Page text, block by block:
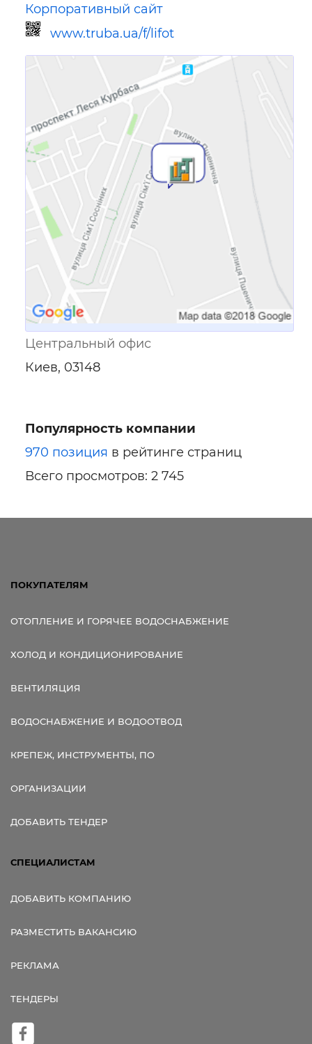
Корпоративный сайт
www.truba.ua/f/lifot
Ссылка для мобильных устройств
Центральный офис
Киев, 03148
Популярность компании
970 позиция в рейтинге страниц
Всего просмотров: 2 745
ПОКУПАТЕЛЯМ
ОТОПЛЕНИЕ И ГОРЯЧЕЕ ВОДОСНАБЖЕНИЕ
ХОЛОД И КОНДИЦИОНИРОВАНИЕ
ВЕНТИЛЯЦИЯ
ВОДОСНАБЖЕНИЕ И ВОДООТВОД
КРЕПЕЖ, ИНСТРУМЕНТЫ, ПО
ОРГАНИЗАЦИИ
ДОБАВИТЬ ТЕНДЕР
СПЕЦИАЛИСТАМ
ДОБАВИТЬ КОМПАНИЮ
РАЗМЕСТИТЬ ВАКАНСИЮ
РЕКЛАМА
ТЕНДЕРЫ